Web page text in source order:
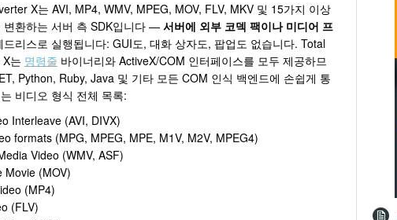
X는 AVI, MP4, WMV, MPEG, MOV, FLV, MKV 및 15가지 이상
변환하는 서버 측 SDK입니다 —서버에 외부 코덱 팩이나 미디어 프
드리스로 실행됩니다: GUI도, 대화 상자도, 팝업도 없습니다. Total
는 명령줄 바이너리와 ActiveX/COM 인터페이스를 모두 제공하므
Python, Ruby, Java 및 기타 모든 COM 인식 백엔드에 손쉽게 통
비디오 형식 전체 목록:
Interleave (AVI, DIVX)
formats (MPG, MPEG, MPE, M1V, M2V, MPEG4)
Video (WMV, ASF)
Movie (MOV)
(MP4)
(FLV)